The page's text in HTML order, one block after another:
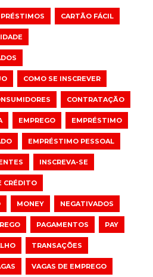
CARTÃO FÁCIL
COMO SE INSCREVER
CONTRATAÇÃO
EMPREGO EMPRÉSTIMO
EMPRÉSTIMO PESSOAL
INSCREVA-SE
CRÉDITO
MONEY NEGATIVADOS
PAGAMENTOS PAY
TRANSAÇÕES
VAGAS DE EMPREGO